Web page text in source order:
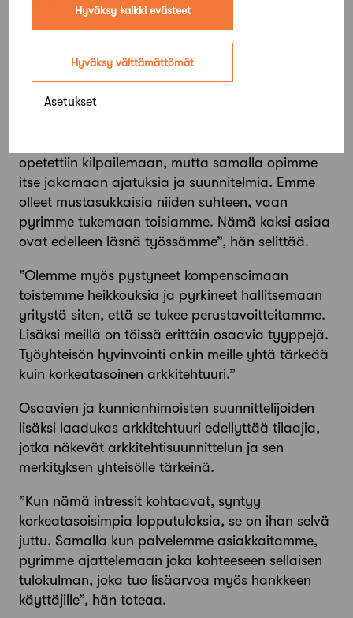
Hyväksy kaikki evästeet
Hyväksy välttämättömät
Asetukset
Mikä sitten on vuodesta toiseen jatkuvan menes­
lähtevän intohimosta ja pitkämielisyydestä, jota
yhteisistä opiskeluvuosista lähtien.
opetettiin kilpailemaan, mutta samalla opimme
itse jakamaan ajatuksia ja suunnitelmia. Emme
olleet mustasukkaisia niiden suhteen, vaan
pyrimme tukemaan toisiamme. Nämä kaksi asiaa
ovat edelleen läsnä työssämme”, hän selittää.
”Olemme myös pystyneet kompensoimaan
toistemme heikkouksia ja pyrkineet hallitsemaan
yritystä siten, että se tukee perustavoitteitamme.
Lisäksi meillä on töissä erittäin osaavia tyyppejä.
Työyhteisön hyvinvointi onkin meille yhtä tärkeää
kuin korkeatasoinen arkkitehtuuri.”
Osaavien ja kunnianhimoisten suunnittelijoiden
lisäksi laadukas arkkitehtuuri edellyttää tilaajia,
jotka näkevät arkkitehtisuunnittelun ja sen
merkityksen yhteisölle tärkeinä.
”Kun nämä intressit kohtaavat, syntyy
korkeatasoisimpia lopputuloksia, se on ihan selvä
juttu. Samalla kun palvelemme asiakkaitamme,
pyrimme ajattelemaan joka kohteeseen sellaisen
tulokulman, joka tuo lisäarvoa myös hankkeen
käyttäjille”, hän toteaa.